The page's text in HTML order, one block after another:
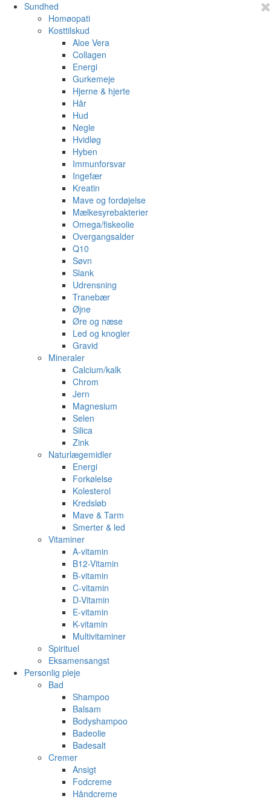
Sundhed
Homøopati
Kosttilskud
Aloe Vera
Collagen
Energi
Gurkemeje
Hjerne & hjerte
Hår
Hud
Negle
Hvidløg
Hyben
Immunforsvar
Ingefær
Kreatin
Mave og fordøjelse
Mælkesyrebakterier
Omega/fiskeolie
Overgangsalder
Q10
Søvn
Slank
Udrensning
Tranebær
Øjne
Øre og næse
Led og knogler
Gravid
Mineraler
Calcium/kalk
Chrom
Jern
Magnesium
Selen
Silica
Zink
Naturlægemidler
Energi
Forkølelse
Kolesterol
Kredsløb
Mave & Tarm
Smerter & led
Vitaminer
A-vitamin
B12-Vitamin
B-vitamin
C-vitamin
D-Vitamin
E-vitamin
K-vitamin
Multivitaminer
Spirituel
Eksamensangst
Personlig pleje
Bad
Shampoo
Balsam
Bodyshampoo
Badeolie
Badesalt
Cremer
Ansigt
Fodcreme
Håndcreme